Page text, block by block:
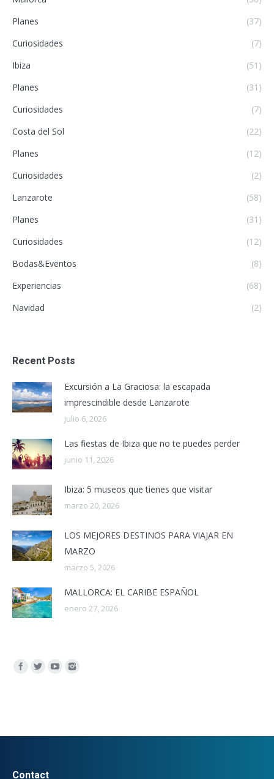
Planes
(37)
Curiosidades
(7)
Ibiza
(51)
Planes
(31)
Curiosidades
(7)
Costa del Sol
(22)
Planes
(12)
Curiosidades
(2)
Lanzarote
(58)
Planes
(31)
Curiosidades
(12)
Bodas&Eventos
(8)
Experiencias
(68)
Navidad
(2)
Recent Posts
Excursión a La Graciosa: la escapada
imprescindible desde Lanzarote
julio 6, 2026
Las fiestas de Ibiza que no te puedes perder
junio 11, 2026
Ibiza: 5 museos que tienes que visitar
marzo 20, 2026
LOS MEJORES DESTINOS PARA VIAJAR EN
MARZO
marzo 5, 2026
MALLORCA: EL CARIBE ESPAÑOL
enero 27, 2026
Encuéntranos en:
Contact